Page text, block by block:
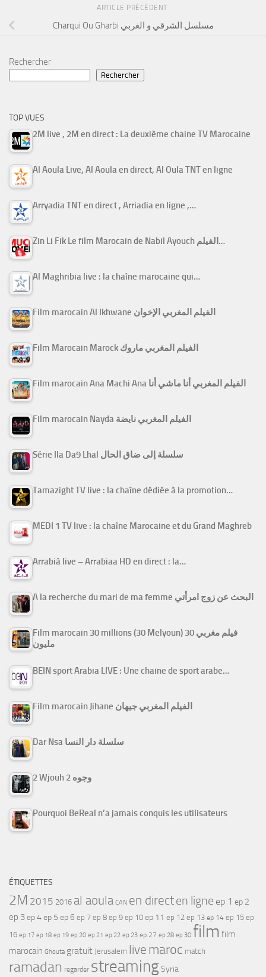
ARTICLE PRÉCÉDENT
Charqui Ou Gharbi مسلسل الشرقي و الغربي
Rechercher
Rechercher
TOP VUES
2M live , 2M en direct : La deuxième chaine TV Marocaine
Al Aoula Live, Al Aoula en direct, Al Oula TNT en ligne
Arryadia TNT en direct , Arriadia en ligne ,…
Zin Li Fik Le film Marocain de Nabil Ayouch الفيلم…
Al Maghribia live : la chaîne marocaine qui…
Film marocain Al Ikhwane الفيلم المغربي الإخوان
Film Marocain Marock الفيلم المغربي ماروك
Film marocain Ana Machi Ana الفيلم المغربي أنا ماشي أنا
Film marocain Nayda الفيلم المغربي نايضة
Série Ila Da9 Lhal سلسلة إلى ضاق الحال
Tamazight TV live : la chaîne dédiée à la promotion…
MEDI 1 TV live : la chaîne Marocaine et du Grand Maghreb
Arrabiâ live – Arrabiaa HD en direct : la…
A la recherche du mari de ma femme البحث عن زوج امرأتي
Film marocain 30 millions (30 Melyoun) فيلم مغربي 30
مليون
BEIN sport Arabia LIVE : Une chaine de sport arabe…
Film marocain Jihane الفيلم المغربي جيهان
Dar Nsa سلسلة دار النسا
2 Wjouh 2 وجوه
Pourquoi BeReal n’a jamais conquis les utilisateurs
ÉTIQUETTES
2M 2015 2016 al aoula CAN en directen ligne ep 1 ep 2
ep 3ep 4ep 5 ep 6 ep 7 ep 8 ep 9 ep 10 ep 11 ep 12 ep 13 ep 14 ep 15 ep
16 ep 17 ep 18 ep 19 ep 20 ep 21 ep 22 ep 23 ep 27 ep 28 ep 30 film film
marocain Ghouta gratuit Jerusalem live maroc match
ramadan regarder streamingSyria